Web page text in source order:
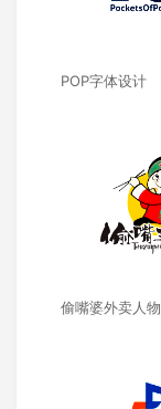
POP字体设计
偷嘴婆外卖人物